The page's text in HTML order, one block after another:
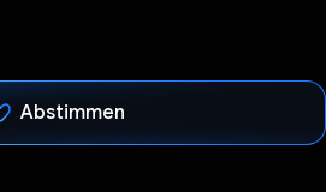
Abstimmen